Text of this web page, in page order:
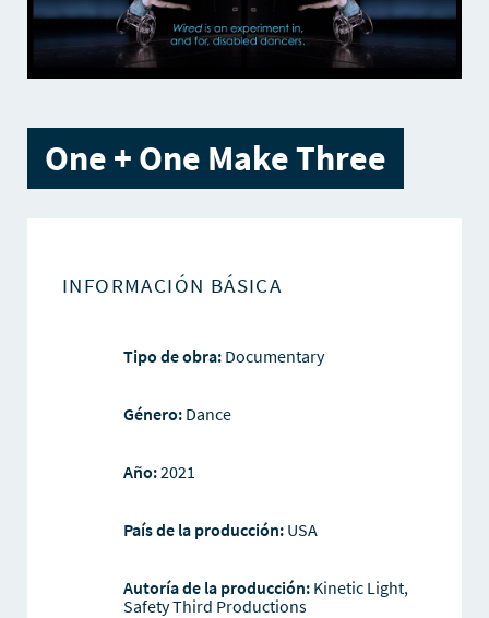
One + One Make Three
INFORMACIÓN BÁSICA
Tipo de obra:Documentary
Género:Dance
Año:2021
País de la producción: USA
Autoría de la producción: Kinetic Light,
Safety Third Productions